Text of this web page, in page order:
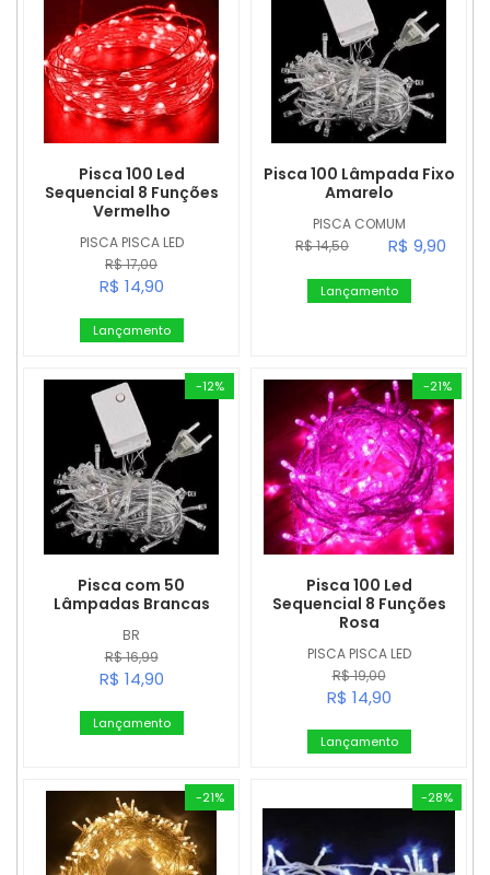
PISCA PISCA LED
Pisca 100 Led
Sequencial 8 Funções
Vermelho
R$ 17,00
R$ 14,90
Lançamento
PISCA COMUM
Pisca 100 Lâmpada Fixo
Amarelo
R$ 14,50 R$ 9,90
Lançamento
-12%
BR
Pisca com 50
Lâmpadas Brancas
R$ 16,99
R$ 14,90
Lançamento
-21%
PISCA PISCA LED
Pisca 100 Led
Sequencial 8 Funções
Rosa
R$ 19,00
R$ 14,90
Lançamento
-21% -28%